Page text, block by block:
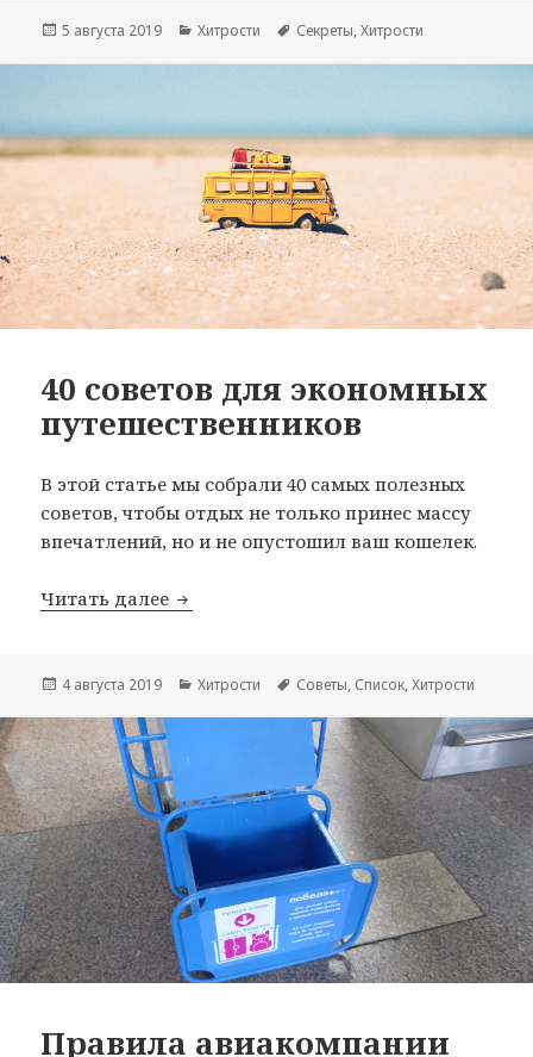
Опубликовано
5 августа 2019 Рубрики
Хитрости Метки
Секреты,Хитрости
40 советов для экономных
путешественников
В этой статье мы собрали 40 самых полезных
советов, чтобы отдых не только принес массу
впечатлений, но и не опустошил ваш кошелек.
Читать далее 40 советов для экономных
Опубликовано
4 августа 2019 Рубрики
Хитрости Метки
Советы, Список,Хитрости
Правила авиакомпании